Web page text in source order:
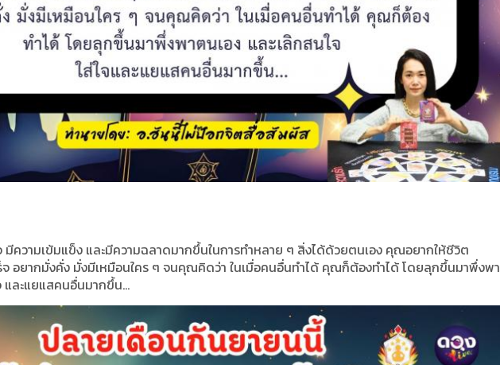
ความเข้มแข็ง และมีความฉลาดมากขึ้นในการทำหลาย ๆ สิ่งได้ด้วยตนเอง คุณอยากให้ชีวิต
จ อยากมั่งคั่ง มั่งมีเหมือนใคร ๆ จนคุณคิดว่า ในเมื่อคนอื่นทำได้ คุณก็ต้องทำได้ โดยลุกขึ้นมาพึ่งพา
และแยแสคนอื่นมากขึ้น...